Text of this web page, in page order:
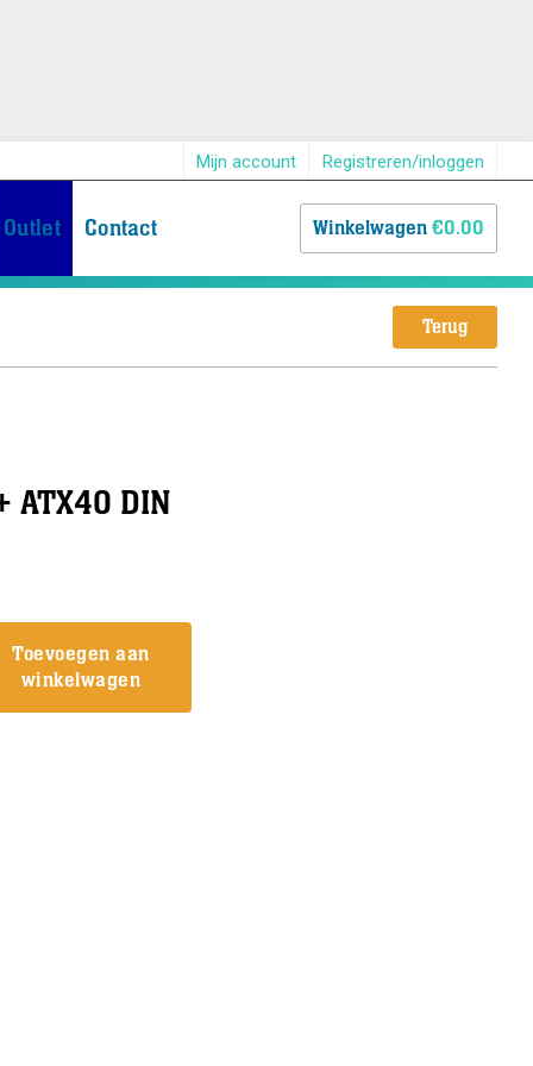
Mijn account Registreren/inloggen
Outlet Contact Winkelwagen€0.00
Terug
ATX40 DIN
Toevoegen aan
winkelwagen